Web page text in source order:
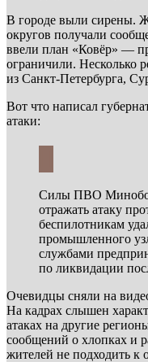
В городе выли сирены.
округов получали
ввели план «Ковёр» —
ограничили. Несколько
из Санкт‑Петербурга,
Вот что написал
атаки:
Силы ПВО
отражать атаку
беспилотникам
промышленного
службами
по ликвидации
Очевидцы сняли на
На кадрах слышен
атаках на другие
сообщений о хлопках и
жителей не подходить к